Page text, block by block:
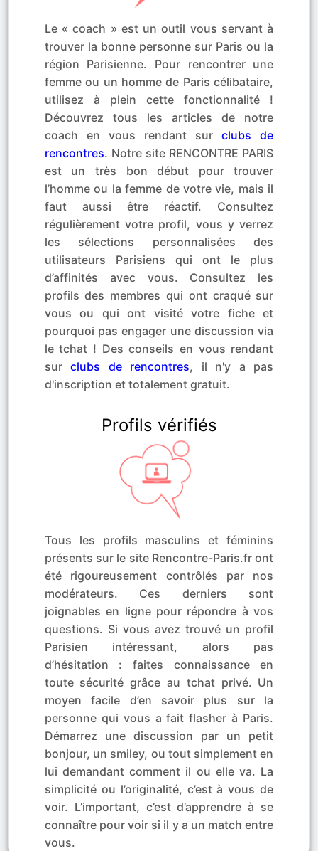
Le « coach » est un outil vous servant à
trouver la bonne personne sur Paris ou la
région Parisienne. Pour rencontrer une
femme ou un homme de Paris célibataire,
utilisez à plein cette fonctionnalité !
Découvrez tous les articles de notre
coach en vous rendant surclubs de
rencontres. Notre site RENCONTRE PARIS
est un très bon début pour trouver
l’homme ou la femme de votre vie, mais il
faut aussi être réactif. Consultez
régulièrement votre profil, vous y verrez
les sélections personnalisées des
utilisateurs Parisiens qui ont le plus
d’affinités avec vous. Consultez les
profils des membres qui ont craqué sur
vous ou qui ont visité votre fiche et
pourquoi pas engager une discussion via
le tchat ! Des conseils en vous rendant
surclubs de rencontres, il n'y a pas
d'inscription et totalement gratuit.
Profils vérifiés
Tous les profils masculins et féminins
présents sur le site Rencontre-Paris.fr ont
été rigoureusement contrôlés par nos
modérateurs. Ces derniers sont
joignables en ligne pour répondre à vos
questions. Si vous avez trouvé un profil
Parisien intéressant, alors pas
d’hésitation : faites connaissance en
toute sécurité grâce au tchat privé. Un
moyen facile d’en savoir plus sur la
personne qui vous a fait flasher à Paris.
Démarrez une discussion par un petit
bonjour, un smiley, ou tout simplement en
lui demandant comment il ou elle va. La
simplicité ou l’originalité, c’est à vous de
voir. L’important, c’est d’apprendre à se
connaître pour voir si il y a un match entre
vous.